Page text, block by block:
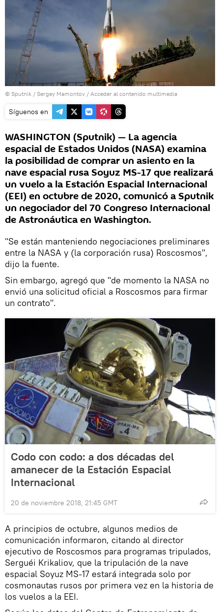
© Sputnik / Sergey Mamontov / Acceder al contenido multimedia
Síguenos en
WASHINGTON (Sputnik) — La agencia
espacial de Estados Unidos (NASA) examina
la posibilidad de comprar un asiento en la
nave espacial rusa Soyuz MS-17 que realizará
un vuelo a la Estación Espacial Internacional
(EEI) en octubre de 2020, comunicó a Sputnik
un negociador del 70 Congreso Internacional
de Astronáutica en Washington.
"Se están manteniendo negociaciones preliminares
entre la NASA y (la corporación rusa) Roscosmos",
dijo la fuente.
Sin embargo, agregó que "de momento la NASA no
envió una solicitud oficial a Roscosmos para firmar
un contrato".
Codo con codo: a dos décadas del
amanecer de la Estación Espacial
Internacional
20 de noviembre 2018, 21:45 GMT
A principios de octubre, algunos medios de
comunicación informaron, citando al director
ejecutivo de Roscosmos para programas tripulados,
Serguéi Krikaliov, que la tripulación de la nave
espacial Soyuz MS-17 estará integrada solo por
cosmonautas rusos por primera vez en la historia de
los vuelos a la EEI.